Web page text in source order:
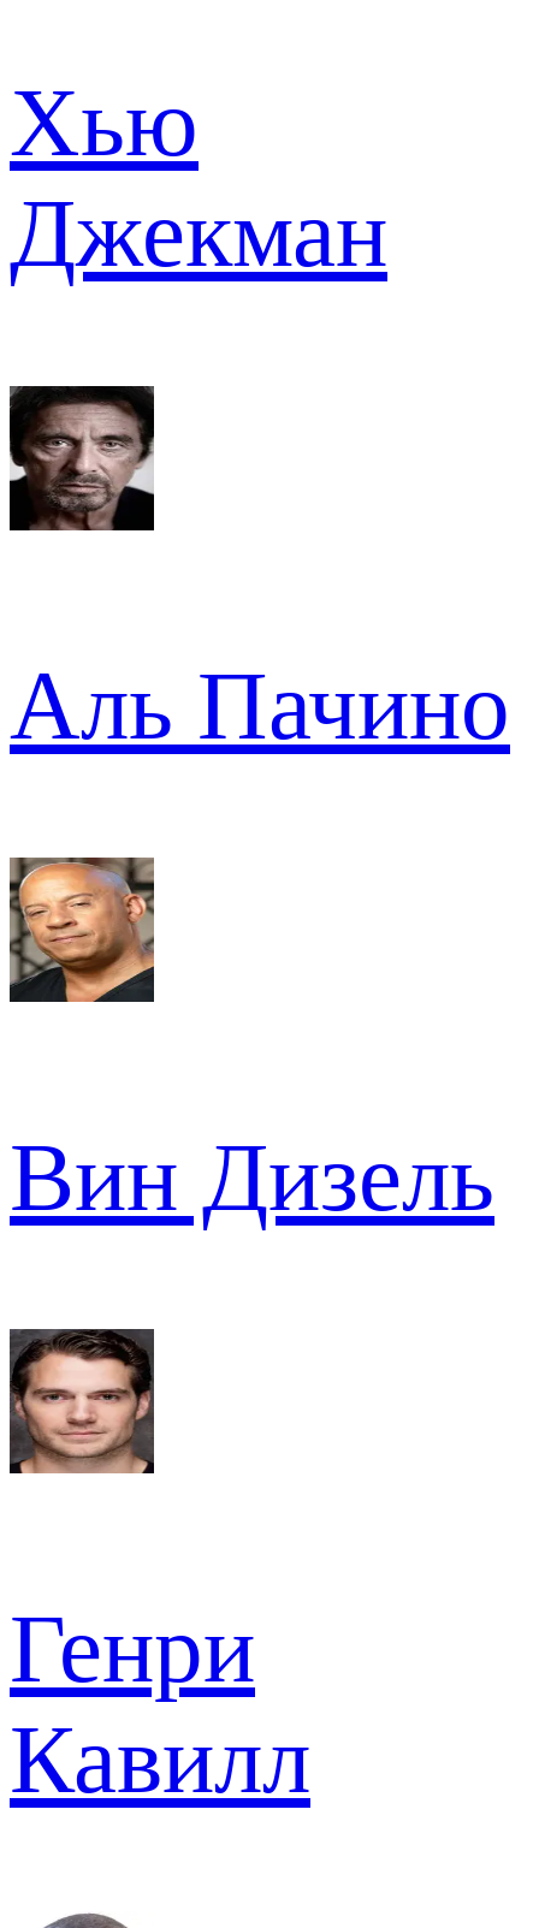
Хью
Джекман
Аль Пачино
Вин Дизель
Генри
Кавилл